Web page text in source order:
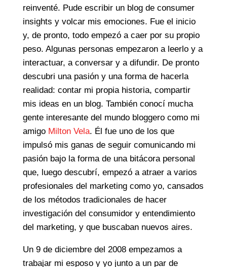
reinventé. Pude escribir un blog de consumer
insights y volcar mis emociones. Fue el inicio
y, de pronto, todo empezó a caer por su propio
peso. Algunas personas empezaron a leerlo y a
interactuar, a conversar y a difundir. De pronto
descubri una pasión y una forma de hacerla
realidad: contar mi propia historia, compartir
mis ideas en un blog. También conocí mucha
gente interesante del mundo bloggero como mi
amigo Milton Vela. Él fue uno de los que
impulsó mis ganas de seguir comunicando mi
pasión bajo la forma de una bitácora personal
que, luego descubrí, empezó a atraer a varios
profesionales del marketing como yo, cansados
de los métodos tradicionales de hacer
investigación del consumidor y entendimiento
del marketing, y que buscaban nuevos aires.
Un 9 de diciembre del 2008 empezamos a
trabajar mi esposo y yo junto a un par de